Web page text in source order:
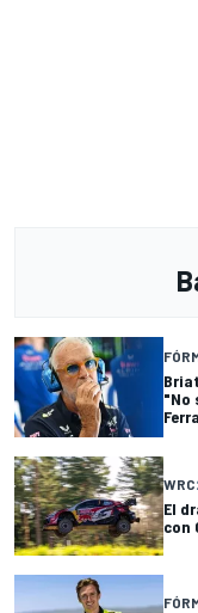
"No
WRC
El
con